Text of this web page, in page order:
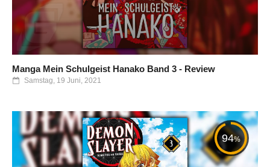
Manga Mein Schulgeist Hanako Band 3 - Review
Samstag, 19 Juni, 2021
94%